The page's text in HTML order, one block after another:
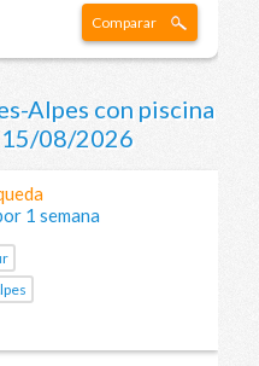
Comparar
Alpes con piscina
08/2026
1 semana